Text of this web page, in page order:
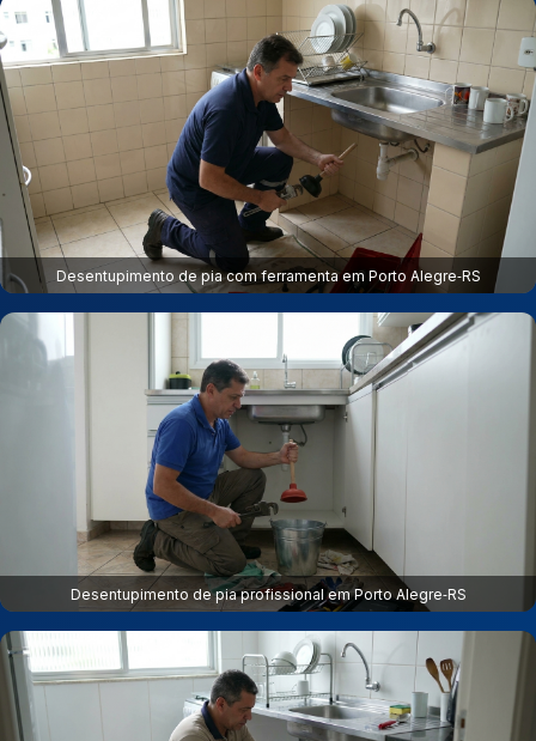
Desentupimento de pia com ferramenta em Porto Alegre‑RS
Desentupimento de pia profissional em Porto Alegre‑RS